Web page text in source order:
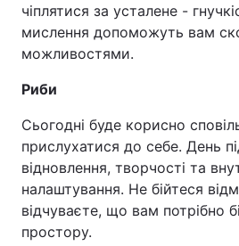
чіплятися за усталене -
мислення допоможуть вам
можливостями.
Риби
Сьогодні буде корисно
прислухатися до себе. День
відновлення, творчості та
налаштування. Не бійтеся
відчуваєте, що вам потрібно
простору.